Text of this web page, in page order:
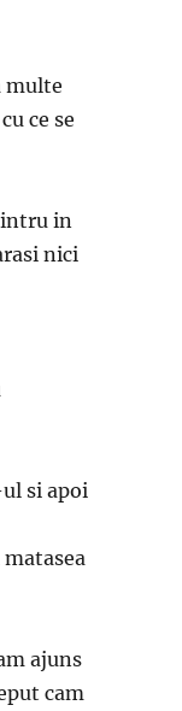
multe
ce se
intru in
nici
si apoi
ajuns
cam